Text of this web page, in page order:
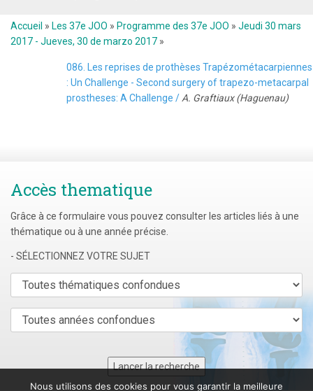
Accueil » Les 37e JOO » Programme des 37e JOO » Jeudi 30 mars
2017 - Jueves, 30 de marzo 2017 »
086. Les reprises de prothèses Trapézométacarpiennes
: Un Challenge - Second surgery of trapezo-metacarpal
prostheses: A Challenge / A. Graftiaux (Haguenau)
Accès thematique
Grâce à ce formulaire vous pouvez consulter les articles liés à une
thématique ou à une année précise.
- SÉLECTIONNEZ VOTRE SUJET
Nous utilisons des cookies pour vous garantir la meilleure